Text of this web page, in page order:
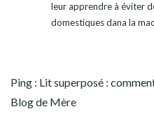
leur apprendre à éviter
domestiques dana la
Ping : Lit superposé :
Blog de Mère